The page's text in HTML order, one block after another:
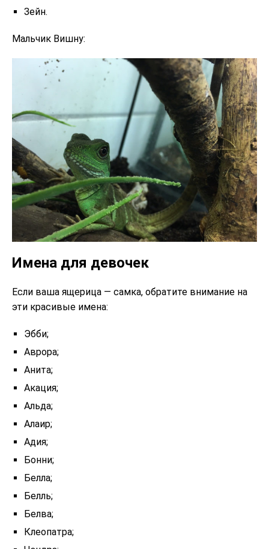
Зейн.
Мальчик Вишну:
Имена для девочек
Если ваша ящерица — самка, обратите внимание на
эти красивые имена:
Эбби;
Аврора;
Анита;
Акация;
Альда;
Алаир;
Адия;
Бонни;
Белла;
Белль;
Белва;
Клеопатра;